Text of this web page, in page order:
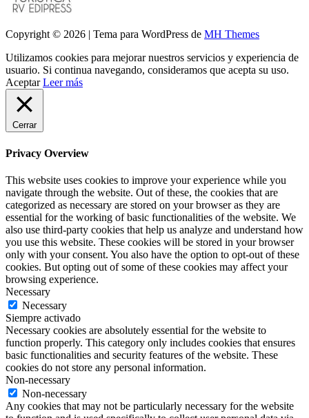
Copyright © 2026 | Tema para WordPress de MH Themes
Utilizamos cookies para mejorar nuestros servicios y experiencia de
usuario. Si continua navegando, consideramos que acepta su uso.
Aceptar Leer más
Cerrar
Privacy Overview
This website uses cookies to improve your experience while you
navigate through the website. Out of these, the cookies that are
categorized as necessary are stored on your browser as they are
essential for the working of basic functionalities of the website. We
also use third-party cookies that help us analyze and understand how
you use this website. These cookies will be stored in your browser
only with your consent. You also have the option to opt-out of these
cookies. But opting out of some of these cookies may affect your
browsing experience.
Necessary
Necessary
Siempre activado
Necessary cookies are absolutely essential for the website to
function properly. This category only includes cookies that ensures
basic functionalities and security features of the website. These
cookies do not store any personal information.
Non-necessary
Non-necessary
Any cookies that may not be particularly necessary for the website